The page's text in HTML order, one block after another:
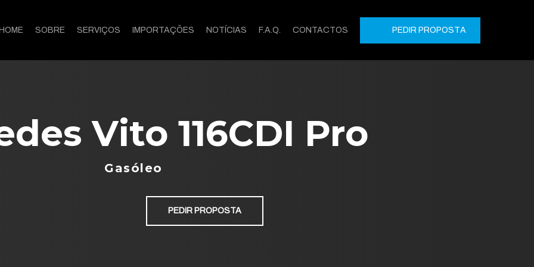
SOBRE SERVIÇOS IMPORTAÇÕES NOTÍCIAS F.A.Q. CONTACTOS PEDIR PROPOSTA
Vito 116CDI Pro
Gasóleo
PEDIR PROPOSTA